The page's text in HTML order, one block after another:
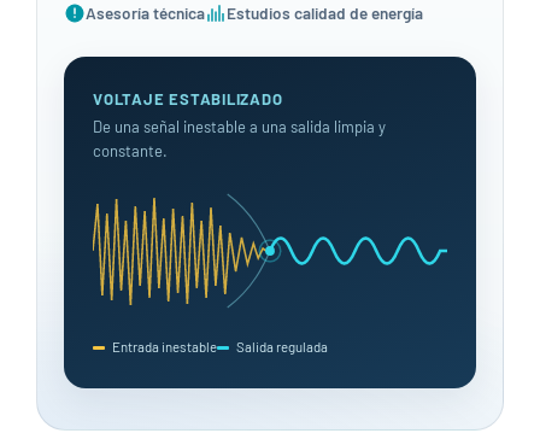
Asesoría técnica
Estudios calidad de energía
VOLTAJE ESTABILIZADO
De una señal inestable a una salida limpia y
constante.
Entrada inestable Salida regulada